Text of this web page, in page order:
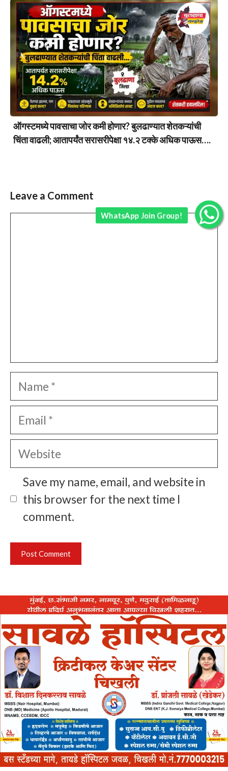
ऑगस्टमध्ये पावसाचा जोर कमी होणार? बुलढाण्यात शेतकऱ्यांची
चिंता वाढली; आतापर्यंत सरासरीपेक्षा १४.२ टक्के अधिक पाऊस….
Leave a Comment
Name
Email
Website
Save my name, email, and website in
this browser for the next time I
comment.
WhatsApp Join Group!